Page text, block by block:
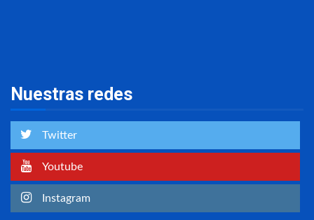
Nuestras redes
Twitter
Youtube
Instagram